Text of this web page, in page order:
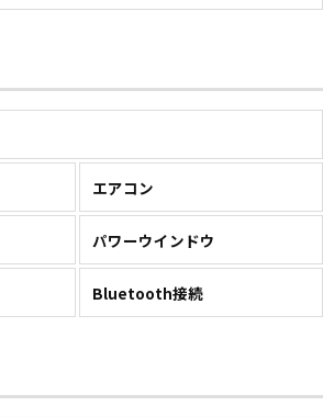
エアコン
パワーウインドウ
Bluetooth接続